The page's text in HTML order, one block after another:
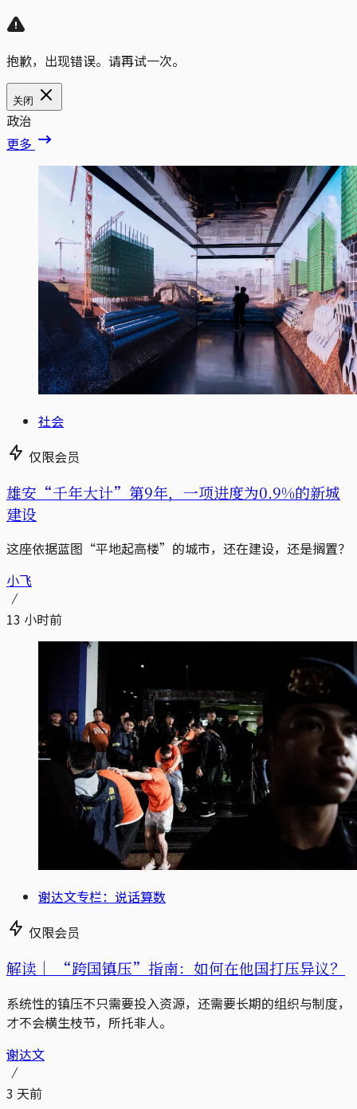
抱歉，出现错误。请再试一次。
关闭
政治
更多
社会
仅限会员
雄安“千年大计”第9年，一项进度为0.9%的新城
建设
这座依据蓝图“平地起高楼”的城市，还在建设，还是搁置？
小飞
13 小时前
谢达文专栏：说话算数
仅限会员
解读｜ “跨国镇压”指南：如何在他国打压异议？
系统性的镇压不只需要投入资源，还需要长期的组织与制度，
才不会横生枝节，所托非人。
谢达文
3 天前